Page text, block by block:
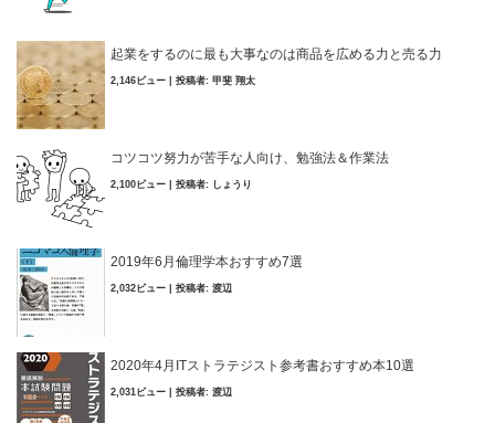
起業をするのに最も大事なのは商品を広める力と売る力
2,146ビュー 投稿者: 甲斐 翔太
コツコツ努力が苦手な人向け、勉強法＆作業法
2,100ビュー 投稿者: しょうり
2019年6月倫理学本おすすめ7選
2,032ビュー 投稿者: 渡辺
2020年4月ITストラテジスト参考書おすすめ本10選
2,031ビュー 投稿者: 渡辺